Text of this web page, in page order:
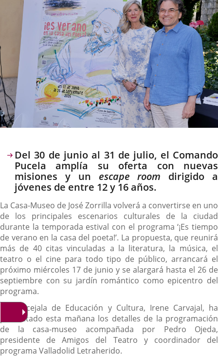
Descripción
Del 30 de junio al 31 de julio, el Comando
Pucela amplía su oferta con nuevas
misiones y un escape room dirigido a
jóvenes de entre 12 y 16 años.
La Casa-Museo de José Zorrilla volverá a convertirse en uno
de los principales escenarios culturales de la ciudad
durante la temporada estival con el programa ‘¡Es tiempo
de verano en la casa del poeta!’. La propuesta, que reunirá
más de 40 citas vinculadas a la literatura, la música, el
teatro o el cine para todo tipo de público, arrancará el
próximo miércoles 17 de junio y se alargará hasta el 26 de
septiembre con su jardín romántico como epicentro del
programa.
La concejala de Educación y Cultura, Irene Carvajal, ha
presentado esta mañana los detalles de la programación
de la casa-museo acompañada por Pedro Ojeda,
presidente de Amigos del Teatro y coordinador del
programa Valladolid Letraherido.